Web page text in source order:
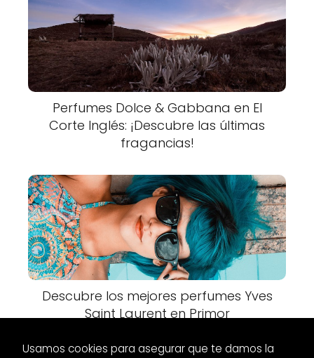
Perfumes Dolce & Gabbana en El
Corte Inglés: ¡Descubre las últimas
fragancias!
Descubre los mejores perfumes Yves
Saint Laurent en Primor
Usamos cookies para asegurar que te damos la